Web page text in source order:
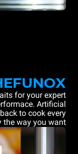
for your expert
Artificial
to cook every
the way you want.